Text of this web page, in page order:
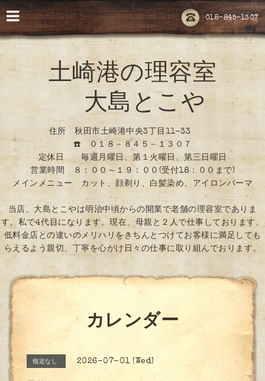
018-845-1307
土崎港の理容室
大島とこや
住所 秋田市土崎港中央3丁目11-33
☎️ ０１８－８４５－１３０７
定休日 毎週月曜日、第１火曜日、第三日曜日
営業時間 ８：００～１９：００(受付18：００まで)
メインメニュー カット、顔剃り、白髪染め、アイロンパーマ
当店、大島とこやは明治中頃からの開業で老舗の理容室でありま
す。私で4代目になります。現在、母親と２人で仕事しております。
低料金店との違いのメリハリをきちんとつけてお客様に満足しても
らえるよう親切、丁寧を心がけ日々の仕事に取り組んでおります。
カレンダー
指定なし 2026-07-01 (Wed)